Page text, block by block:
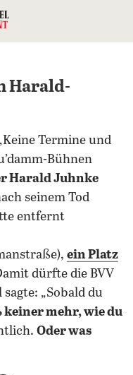
Harald-
Termine und
Bühnen
Harald Juhnke
seinem Tod
entfernt
ein Platz
dürfte die BVV
„Sobald du
keiner mehr, wie du
Oder was